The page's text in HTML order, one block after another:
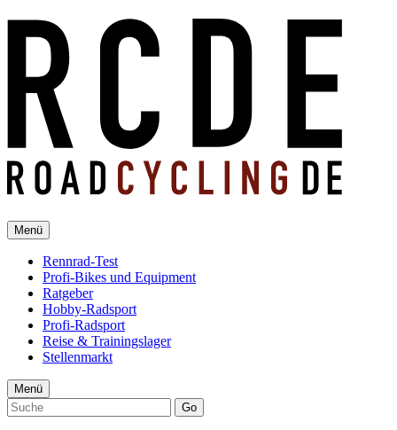
Menü
Rennrad-Test
Profi-Bikes und Equipment
Ratgeber
Hobby-Radsport
Profi-Radsport
Reise & Trainingslager
Stellenmarkt
Menü
Go